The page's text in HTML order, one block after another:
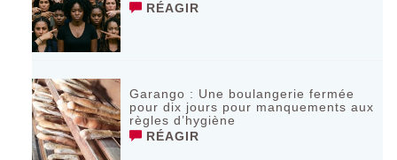
RÉAGIR
Garango : Une boulangerie fermée
pour dix jours pour manquements aux
règles d’hygiène
RÉAGIR